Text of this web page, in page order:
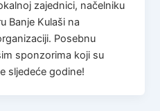
zajednici, načelniku
Banje Kulaši na
Posebnu
sponzorima koji su
sljedeće godine!